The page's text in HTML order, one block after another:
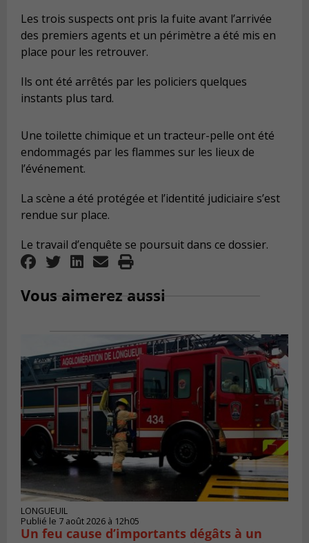
Les trois suspects ont pris la fuite avant l’arrivée
des premiers agents et un périmètre a été mis en
place pour les retrouver.
Ils ont été arrêtés par les policiers quelques
instants plus tard.
Une toilette chimique et un tracteur-pelle ont été
endommagés par les flammes sur les lieux de
l’événement.
La scène a été protégée et l’identité judiciaire s’est
rendue sur place.
Le travail d’enquête se poursuit dans ce dossier.
Vous aimerez aussi
LONGUEUIL
Publié le 7 août 2026 à 12h05
Un feu cause d’importants dégâts à un